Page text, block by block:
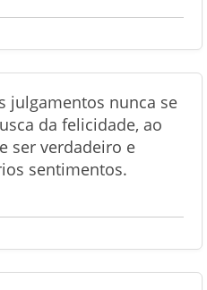
julgamentos nunca se
da felicidade, ao
ser verdadeiro e
sentimentos.